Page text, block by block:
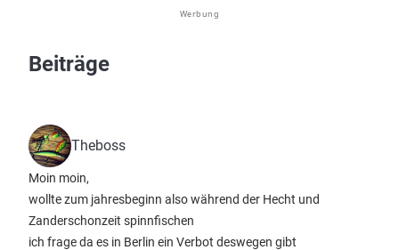
Werbung
Beiträge
Theboss
Moin moin,
wollte zum jahresbeginn also während der Hecht und
Zanderschonzeit spinnfischen
ich frage da es in Berlin ein Verbot deswegen gibt